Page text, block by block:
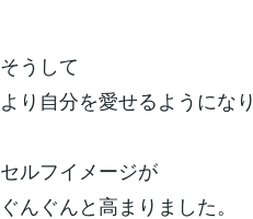
そうして
より自分を愛せるようになり
セルフイメージが
ぐんぐんと高まりました。